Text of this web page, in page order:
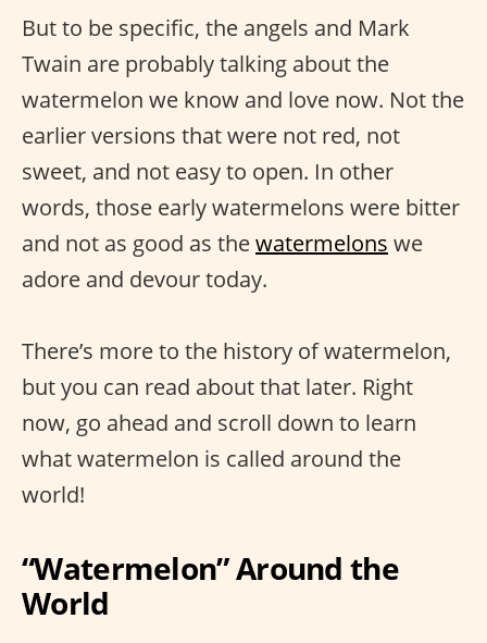
But to be specific, the angels and Mark
Twain are probably talking about the
watermelon we know and love now. Not the
earlier versions that were not red, not
sweet, and not easy to open. In other
words, those early watermelons were bitter
and not as good as thewatermelons we
adore and devour today.
There’s more to the history of watermelon,
but you can read about that later. Right
now, go ahead and scroll down to learn
what watermelon is called around the
world!
“Watermelon” Around the
World